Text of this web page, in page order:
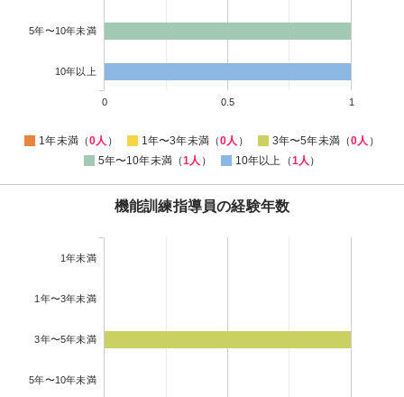
5年〜10年未満
10年以上
0 0.5 1
1年未満（0人 ） 1年〜3年未満（0人 ） 3年〜5年未満（0人 ）
5年〜10年未満（1人 ） 10年以上（1人 ）
機能訓練指導員の経験年数
1年未満
1年〜3年未満
3年〜5年未満
5年〜10年未満